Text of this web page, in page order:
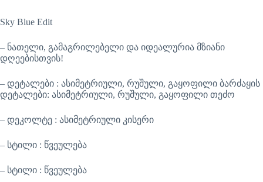
Sky Blue Edit
– ნათელი, გამაგრილებელი და იდეალურია მზიანი
დღეებისთვის!
– დეტალები : ასიმეტრიული, რუშული, გაყოფილი ბარძაყის
დეტალები: ასიმეტრიული, რუშული, გაყოფილი თეძო
– დეკოლტე : ასიმეტრიული კისერი
– სტილი : წვეულება
– სტილი : წვეულება